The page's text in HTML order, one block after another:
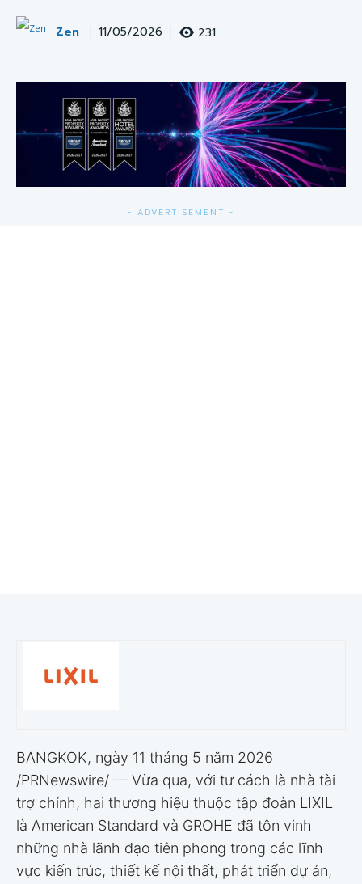
Zen 11/05/2026 231
- ADVERTISEMENT -
BANGKOK, ngày 11 tháng 5 năm 2026
/PRNewswire/ — Vừa qua, với tư cách là nhà tài
trợ chính, hai thương hiệu thuộc tập đoàn LIXIL
là American Standard và GROHE đã tôn vinh
những nhà lãnh đạo tiên phong trong các lĩnh
vực kiến trúc, thiết kế nội thất, phát triển dự án,